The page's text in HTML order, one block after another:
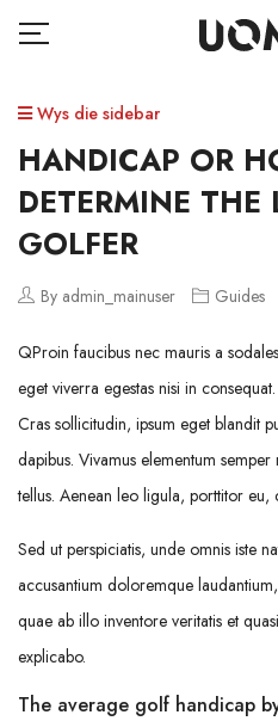
Wys die sidebar
HANDICAP OR
DETERMINE THE
GOLFER
By admin_mainuser Guides
QProin faucibus nec mauris a
eget viverra egestas nisi in
Cras sollicitudin, ipsum eget blandit
dapibus. Vivamus elementum
tellus. Aenean leo ligula, porttitor eu,
Sed ut perspiciatis, unde omnis iste
accusantium doloremque
quae ab illo inventore veritatis et
explicabo.
The average golf handicap